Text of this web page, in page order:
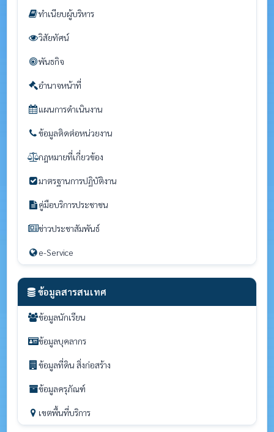
ทำเนียบผู้บริหาร
วิสัยทัศน์
พันธกิจ
อำนาจหน้าที่
แผนการดำเนินงาน
ข้อมูลติดต่อหน่วยงาน
กฎหมายที่เกี่ยวข้อง
มาตรฐานการปฏิบัติงาน
คู่มือบริการประชาชน
ข่าวประชาสัมพันธ์
e-Service
ข้อมูลสารสนเทศ
ข้อมูลนักเรียน
ข้อมูลบุคลากร
ข้อมูลที่ดิน สิ่งก่อสร้าง
ข้อมูลครุภัณฑ์
เขตพื้นที่บริการ